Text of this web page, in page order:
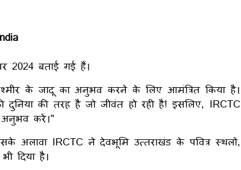
2024 बताई गई हैं।
के जादू का अनुभव करने के लिए आमंत्रित किया है।
की तरह है जो जीवंत हो रही है! इसलिए, IRCTC
करें।"
अलावा IRCTC ने देवभूमि उत्तराखंड के पवित्र स्थलों,
दिया है।